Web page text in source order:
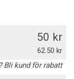
50
62.50
Bli kund för rabatt